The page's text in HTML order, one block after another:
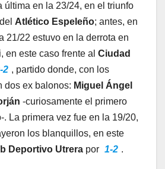
última en la 23/24, en el triunfo
Atlético Espeleño; antes, en
21/22 estuvo en la derrota en
en este caso frente al Ciudad
2 , partido donde, con los
dos ex balonos: Miguel Ángel
-curiosamente el primero
. La primera vez fue en la 19/20,
los blanquillos, en este
Deportivo Utrera por 1-2 .